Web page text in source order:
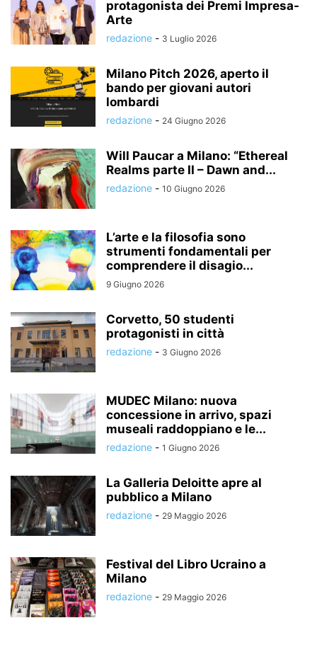
protagonista dei Premi Impresa-
Arte
redazione - 3 Luglio 2026
Milano Pitch 2026, aperto il
bando per giovani autori
lombardi
redazione - 24 Giugno 2026
Will Paucar a Milano: “Ethereal
Realms parte II – Dawn and...
redazione - 10 Giugno 2026
L’arte e la filosofia sono
strumenti fondamentali per
comprendere il disagio...
9 Giugno 2026
Corvetto, 50 studenti
protagonisti in città
redazione - 3 Giugno 2026
MUDEC Milano: nuova
concessione in arrivo, spazi
museali raddoppiano e le...
redazione - 1 Giugno 2026
La Galleria Deloitte apre al
pubblico a Milano
redazione - 29 Maggio 2026
Festival del Libro Ucraino a
Milano
redazione - 29 Maggio 2026